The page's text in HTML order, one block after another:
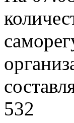
532